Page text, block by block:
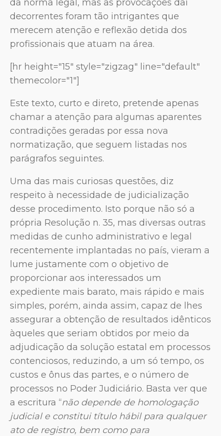
da norma legal, mas as provocações daí
decorrentes foram tão intrigantes que
merecem atenção e reflexão detida dos
profissionais que atuam na área.
[hr height="15" style="zigzag" line="default"
themecolor="1"]
Este texto, curto e direto, pretende apenas
chamar a atenção para algumas aparentes
contradições geradas por essa nova
normatização, que seguem listadas nos
parágrafos seguintes.
Uma das mais curiosas questões, diz
respeito à necessidade de judicialização
desse procedimento. Isto porque não só a
própria Resolução n. 35, mas diversas outras
medidas de cunho administrativo e legal
recentemente implantadas no país, vieram a
lume justamente com o objetivo de
proporcionar aos interessados um
expediente mais barato, mais rápido e mais
simples, porém, ainda assim, capaz de lhes
assegurar a obtenção de resultados idênticos
àqueles que seriam obtidos por meio da
adjudicação da solução estatal em processos
contenciosos, reduzindo, a um só tempo, os
custos e ônus das partes, e o número de
processos no Poder Judiciário. Basta ver que
a escritura “não depende de homologação
judicial e constitui título hábil para qualquer
ato de registro, bem como para